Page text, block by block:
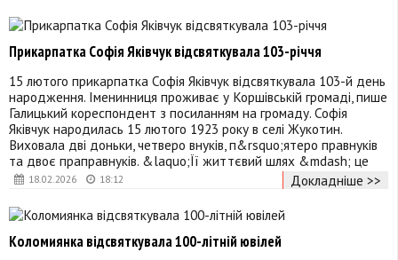
18.02.2026 18:12
Прикарпатка Софія Яківчук відсвяткувала 103-річчя
15 лютого прикарпатка Софія Яківчук відсвяткувала 103-й день
народження. Іменинниця проживає у Коршівській громаді, пише
Галицький кореспондент з посиланням на громаду. Софія
Яківчук народилась 15 лютого 1923 року в селі Жукотин.
Виховала дві доньки, четверо внуків, п&rsquo;ятеро правнуків
та двоє праправнуків. &laquo;Її життєвий шлях &mdash; це
Докладніше >>
Коломиянка відсвяткувала 100-літній ювілей